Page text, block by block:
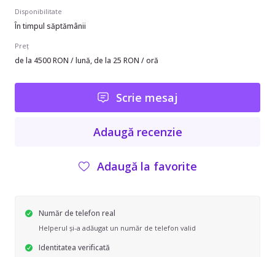
Disponibilitate
În timpul săptămânii
Preț
de la 4500 RON / lună, de la 25 RON / oră
Scrie mesaj
Adaugă recenzie
Adaugă la favorite
Număr de telefon real
Helperul și-a adăugat un număr de telefon valid
Identitatea verificată